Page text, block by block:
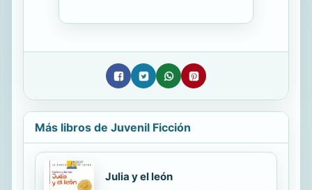
Más libros de Juvenil Ficción
Julia y el león